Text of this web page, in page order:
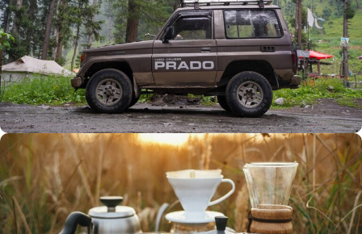
Alışverişe Başla
ARAÇ AKSESUARLARI
SATIŞ VE MONTAJ
Keşfet